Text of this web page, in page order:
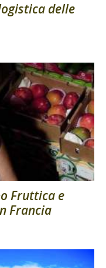
delle
Fruttica e
Francia